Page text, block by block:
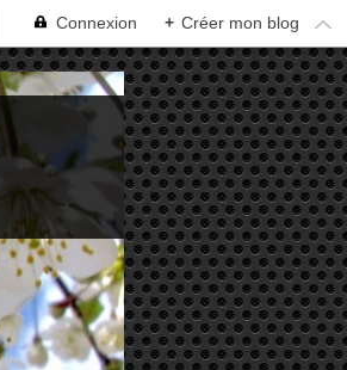
Connexion + Créer mon blog